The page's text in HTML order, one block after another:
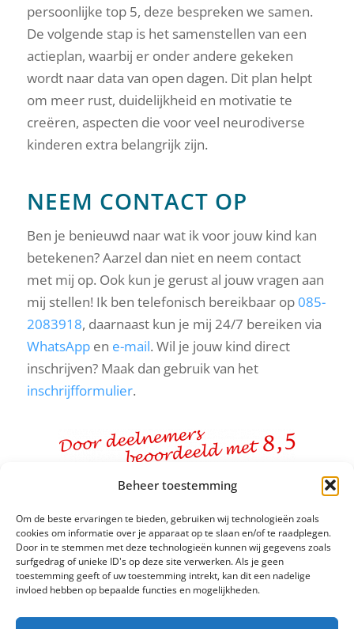
Beheer toestemming
Om de beste ervaringen te bieden, gebruiken wij technologieën zoals
cookies om informatie over je apparaat op te slaan en/of te raadplegen.
Door in te stemmen met deze technologieën kunnen wij gegevens zoals
surfgedrag of unieke ID's op deze site verwerken. Als je geen
toestemming geeft of uw toestemming intrekt, kan dit een nadelige
invloed hebben op bepaalde functies en mogelijkheden.
persoonlijke top 5, deze bespreken we samen.
De volgende stap is het samenstellen van een
actieplan, waarbij er onder andere gekeken
wordt naar data van open dagen. Dit plan helpt
om meer rust, duidelijkheid en motivatie te
creëren, aspecten die voor veel neurodiverse
kinderen extra belangrijk zijn.
NEEM CONTACT OP
Ben je benieuwd naar wat ik voor jouw kind kan
betekenen? Aarzel dan niet en neem contact
met mij op. Ook kun je gerust al jouw vragen aan
mij stellen! Ik ben telefonisch bereikbaar op 085-
2083918, daarnaast kun je mij 24/7 bereiken via
WhatsAppen e-mail. Wil je jouw kind direct
inschrijven? Maak dan gebruik van het
inschrijfformulier.
KIJKEN VANUIT MOGELIJKHEDEN
PERSOONLIJKE STUDIE TOP 5